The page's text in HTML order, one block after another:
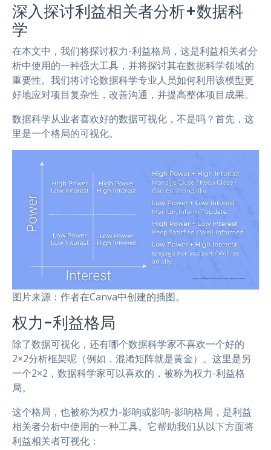
深入探讨利益相关者分析+数据科
学
在本文中，我们将探讨权力-利益格局，这是利益相关者分
析中使用的一种强大工具，并将探讨其在数据科学领域的
重要性。我们将讨论数据科学专业人员如何利用该模型更
好地应对项目复杂性，改善沟通，并提高整体项目成果。
数据科学从业者喜欢好的数据可视化，不是吗？首先，这
里是一个格局的可视化。
图片来源：作者在Canva中创建的插图。
权力-利益格局
除了数据可视化，还有哪个数据科学家不喜欢一个好的
2×2分析框架呢（例如，混淆矩阵就是黄金）。这里是另
一个2×2，数据科学家可以喜欢的，被称为权力-利益格
局。
这个格局，也被称为权力-影响或影响-影响格局，是利益
相关者分析中使用的一种工具。它帮助我们从以下方面将
利益相关者可视化：